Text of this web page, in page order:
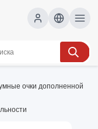
B2C
очки дополненной